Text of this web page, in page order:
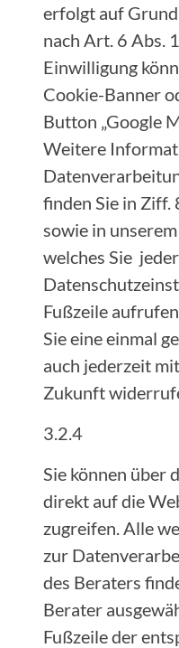
erfolgt auf
nach Art. 6 Abs.
Einwilligung
Cookie-Banner
Button „Google
Weitere
finden Sie in Ziff.
sowie in
welches Sie
Fußzeile
Sie eine einmal
auch jederzeit
Zukunft
3.2.4
Sie können über
direkt auf die
zugreifen. Alle
zur
des Beraters
Berater
Fußzeile der